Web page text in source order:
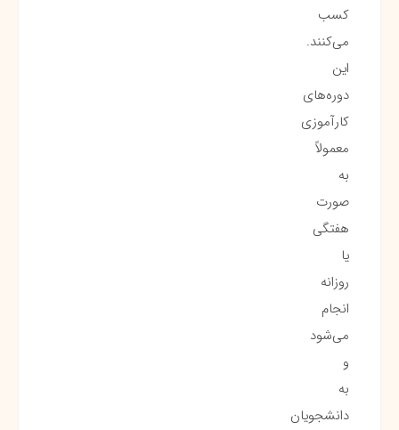
کسب
می‌کنند.
این
دوره‌های
کارآموزی
معمولاً
به
صورت
هفتگی
یا
روزانه
انجام
می‌شود
و
به
دانشجویان